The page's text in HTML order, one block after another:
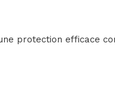
protection efficace